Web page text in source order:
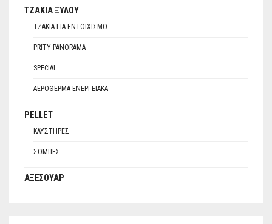
ΤΖΆΚΙΑ ΞΎΛΟΥ
ΤΖΆΚΙΑ ΓΙΑ ΕΝΤΟΙΧΙΣΜΌ
PRITY PANORAMA
SPECIAL
ΑΕΡΌΘΕΡΜΑ ΕΝΕΡΓΕΙΑΚΆ
PELLET
ΚΑΥΣΤΉΡΕΣ
ΣΌΜΠΕΣ
ΑΞΕΣΟΥΆΡ